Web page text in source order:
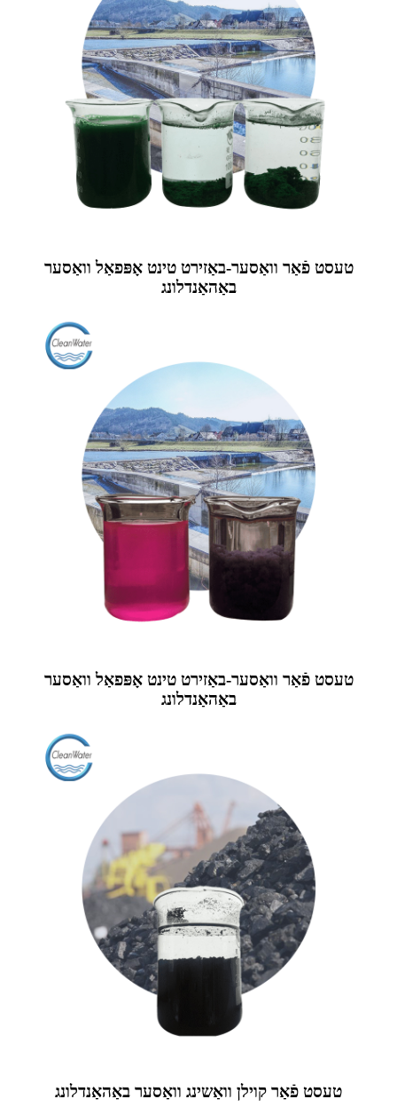
טעסט פֿאַר וואַסער-באַזירט טינט אָפּפאַל וואַסער
באַהאַנדלונג
טעסט פֿאַר וואַסער-באַזירט טינט אָפּפאַל וואַסער
באַהאַנדלונג
טעסט פֿאַר קוילן וואַשינג וואַסער באַהאַנדלונג